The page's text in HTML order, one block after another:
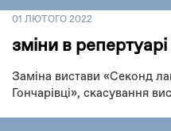
01 ЛЮТОГО 2022
зміни в
Заміна вистави «Секонд
Гончарівці», скасування